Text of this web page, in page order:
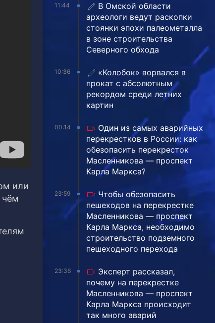
или
11:44
В Омской области
археологи ведут раскопки
стоянки эпохи палеометалла
в зоне строительства
Северного обхода
10:36
«Колобок» ворвался в
прокат с абсолютным
рекордом среди летних
картин
00:14
Один из самых аварийных
перекрестков в России: как
обезопасить перекресток
Масленникова — проспект
Карла Маркса?
23:59
Чтобы обезопасить
пешеходов на перекрестке
Масленникова — проспект
Карла Маркса, необходимо
строительство подземного
пешеходного перехода
23:36
Эксперт рассказал,
почему на перекрестке
Масленникова — проспект
Карла Маркса происходит
так много аварий